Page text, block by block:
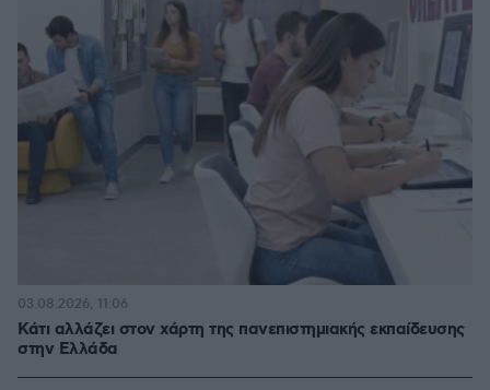
Κάτι αλλάζει στον χάρτη της πανεπιστημιακής εκπαίδευσης
στην Ελλάδα
03.08.2026, 11:06